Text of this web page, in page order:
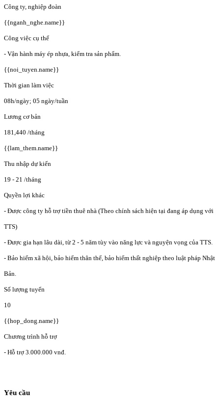
Công ty, nghiệp đoàn
{{nganh_nghe.name}}
Công việc cụ thể
- Vận hành máy ép nhựa, kiểm tra sản phẩm.
{{noi_tuyen.name}}
Thời gian làm việc
08h/ngày; 05 ngày/tuần
Lương cơ bản
181,440 /tháng
{{lam_them.name}}
Thu nhập dự kiến
19 - 21 /tháng
Quyền lợi khác
- Được công ty hỗ trợ tiền thuê nhà (Theo chính sách hiện tại đang áp dụng với
TTS)
- Được gia hạn lâu dài, từ 2 - 5 năm tùy vào năng lực và nguyện vọng của TTS.
- Bảo hiểm xã hội, bảo hiểm thân thể, bảo hiểm thất nghiệp theo luật pháp Nhật
Bản.
Số lượng tuyển
10
{{hop_dong.name}}
Chương trình hỗ trợ
- Hỗ trợ 3.000.000 vnđ.
Yêu cầu